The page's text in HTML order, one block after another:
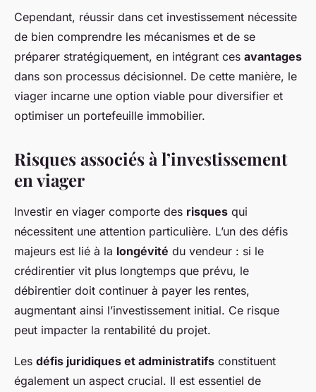
Cependant, réussir dans cet investissement nécessite
de bien comprendre les mécanismes et de se
préparer stratégiquement, en intégrant ces avantages
dans son processus décisionnel. De cette manière, le
viager incarne une option viable pour diversifier et
optimiser un portefeuille immobilier.
Risques associés à l’investissement
en viager
Investir en viager comporte des risques qui
nécessitent une attention particulière. L’un des défis
majeurs est lié à la longévité du vendeur : si le
crédirentier vit plus longtemps que prévu, le
débirentier doit continuer à payer les rentes,
augmentant ainsi l’investissement initial. Ce risque
peut impacter la rentabilité du projet.
Les défis juridiques et administratifs constituent
également un aspect crucial. Il est essentiel de